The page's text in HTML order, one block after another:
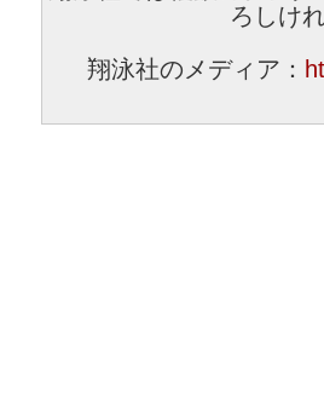
ろしけ
翔泳社のメディア：